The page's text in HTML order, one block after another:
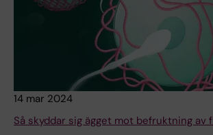
14 mar 2024
Så skyddar sig ägget mot befruktning av